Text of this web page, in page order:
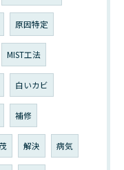
原因特定
MIST工法
白いカビ
補修
解決 病気